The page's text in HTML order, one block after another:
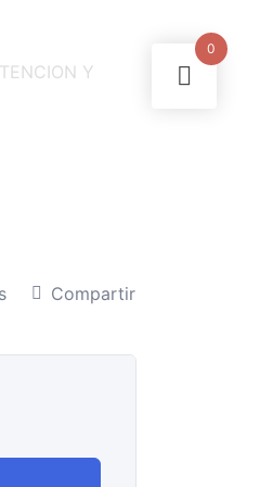
Y
Compartir
0